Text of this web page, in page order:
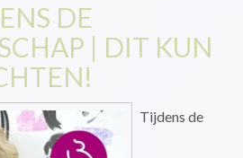
DE
| DIT KUN
Tijdens de